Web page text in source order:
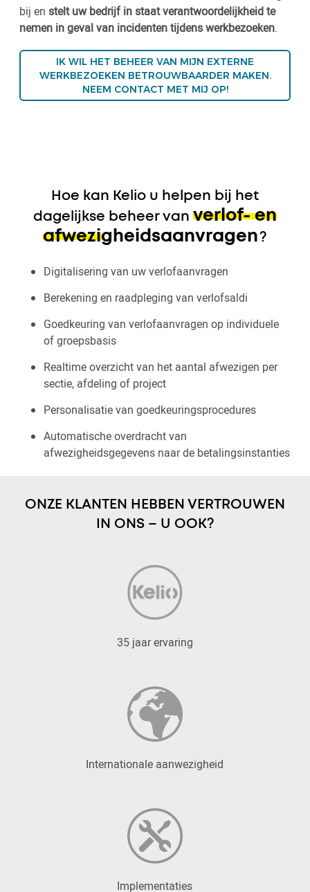
bij en stelt uw bedrijf in staat verantwoordelijkheid te
nemen in geval van incidenten tijdens werkbezoeken.
IK WIL HET BEHEER VAN MIJN EXTERNE
WERKBEZOEKEN BETROUWBAARDER MAKEN.
NEEM CONTACT MET MIJ OP!
Hoe kan Kelio u helpen bij het
dagelijkse beheer van verlof- en
afwezigheidsaanvragen?
Digitalisering van uw verlofaanvragen
Berekening en raadpleging van verlofsaldi
Goedkeuring van verlofaanvragen op individuele
of groepsbasis
Realtime overzicht van het aantal afwezigen per
sectie, afdeling of project
Personalisatie van goedkeuringsprocedures
Automatische overdracht van
afwezigheidsgegevens naar de betalingsinstanties
ONZE KLANTEN HEBBEN VERTROUWEN
IN ONS – U OOK?
35 jaar ervaring
Internationale aanwezigheid
Implementaties